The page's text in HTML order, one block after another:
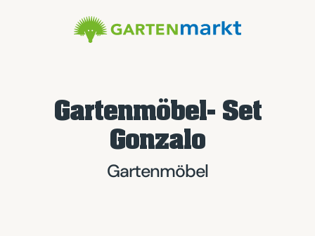
Gartenmöbel- Set
Gonzalo
Gartenmöbel